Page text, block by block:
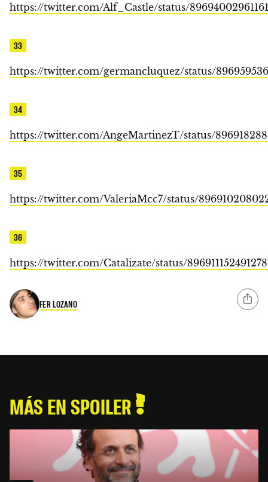
https://twitter.com/Alf_Castle/status/
33
https://twitter.com/germancluquez/status/
34
https://twitter.com/AngeMartinezT/status/
35
https://twitter.com/ValeriaMcc7/status/
36
https://twitter.com/Catalizate/status/
FER LOZANO
MÁS EN SPOILER